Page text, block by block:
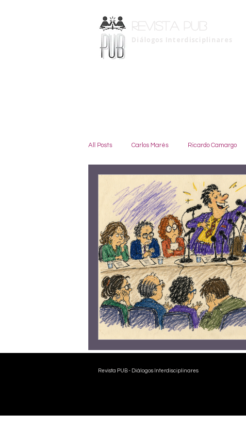
Revista pub
Diálogos Interdisciplinares
All Posts Carlos Marés Ricardo Camargo
Madeleine Hutyra Marise Duarte
João Alfredo Sandra Cureau José
José Augusto Garcia de Sousa Manoel
Frederico Arzolla Gean B. de Moraes
Victor Farjalla Flavia D'urso Frank
Revista PUB - Diálogos Interdisciplinares